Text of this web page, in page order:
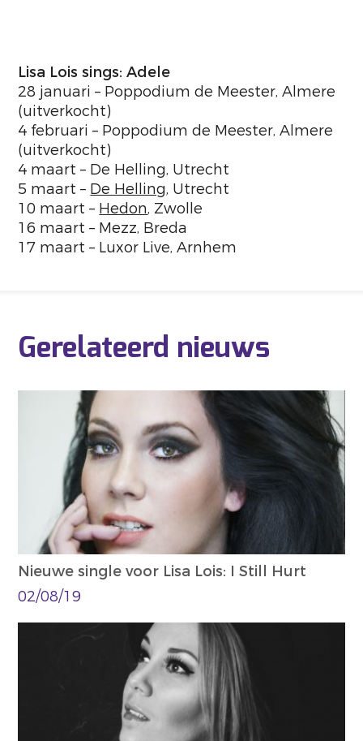
Lisa Lois sings: Adele
28 januari – Poppodium de Meester, Almere
(uitverkocht)
4 februari – Poppodium de Meester, Almere
(uitverkocht)
4 maart – De Helling, Utrecht
5 maart – De Helling, Utrecht
10 maart – Hedon, Zwolle
16 maart – Mezz, Breda
17 maart – Luxor Live, Arnhem
Gerelateerd nieuws
Nieuwe single voor Lisa Lois: I Still Hurt
02/08/19